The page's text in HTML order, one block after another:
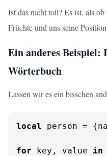
Ist das nicht toll? Es ist, als
Früchte und uns seine
Ein anderes
Wörterbuch
Lassen wir es ein bisschen
local person =
for key, value in